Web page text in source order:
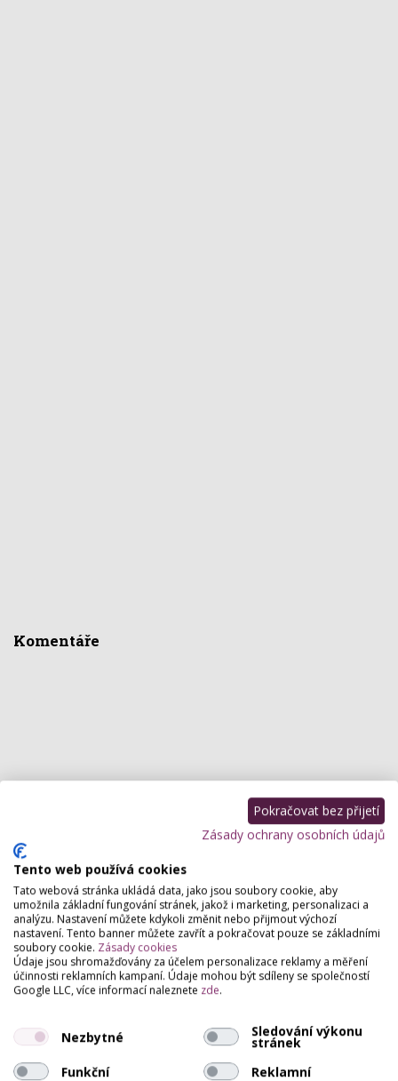
Komentáře
Pokračovat bez přijetí
Zásady ochrany osobních údajů
Tento web používá cookies
Tato webová stránka ukládá data, jako jsou soubory cookie, aby
umožnila základní fungování stránek, jakož i marketing, personalizaci a
analýzu. Nastavení můžete kdykoli změnit nebo přijmout výchozí
nastavení. Tento banner můžete zavřít a pokračovat pouze se základními
soubory cookie. Zásady cookies
Údaje jsou shromažďovány za účelem personalizace reklamy a měření
účinnosti reklamních kampaní. Údaje mohou být sdíleny se společností
Google LLC, více informací naleznete zde.
Nezbytné Sledování výkonu
stránek
Funkční
Reklamní